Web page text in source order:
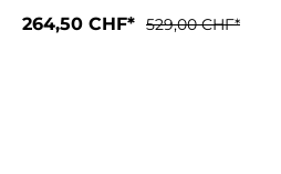
Grösse:38
bestickt lange Ärmel runder
264,50 CHF* 529,00 CHF*